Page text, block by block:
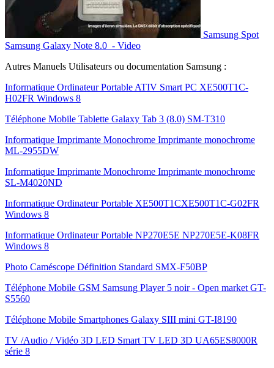
Samsung Spot
Samsung Galaxy Note 8.0 - Video
Autres Manuels Utilisateurs ou documentation Samsung :
Informatique Ordinateur Portable ATIV Smart PC XE500T1C-
H02FR Windows 8
Téléphone Mobile Tablette Galaxy Tab 3 (8.0) SM-T310
Informatique Imprimante Monochrome Imprimante monochrome
ML-2955DW
Informatique Imprimante Monochrome Imprimante monochrome
SL-M4020ND
Informatique Ordinateur Portable XE500T1CXE500T1C-G02FR
Windows 8
Informatique Ordinateur Portable NP270E5E NP270E5E-K08FR
Windows 8
Photo Caméscope Définition Standard SMX-F50BP
Téléphone Mobile GSM Samsung Player 5 noir - Open market GT-
S5560
Téléphone Mobile Smartphones Galaxy SIII mini GT-I8190
TV /Audio / Vidéo 3D LED Smart TV LED 3D UA65ES8000R
série 8